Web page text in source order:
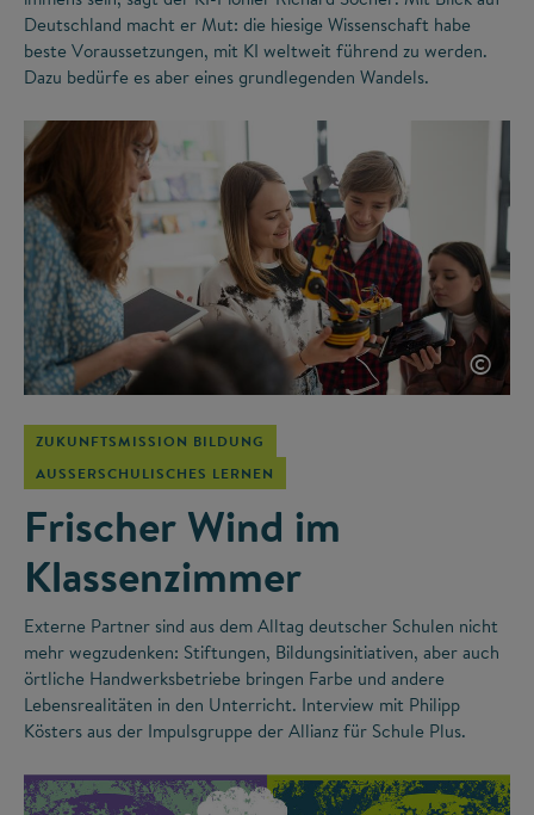
Deutschland macht er Mut: die hiesige Wissenschaft habe
beste Voraussetzungen, mit KI weltweit führend zu werden.
Dazu bedürfe es aber eines grundlegenden Wandels.
©
ZUKUNFTSMISSION BILDUNG
AUSSERSCHULISCHES LERNEN
Frischer Wind im
Klassenzimmer
Externe Partner sind aus dem Alltag deutscher Schulen nicht
mehr wegzudenken: Stiftungen, Bildungsinitiativen, aber auch
örtliche Handwerksbetriebe bringen Farbe und andere
Lebensrealitäten in den Unterricht. Interview mit Philipp
Kösters aus der Impulsgruppe der Allianz für Schule Plus.